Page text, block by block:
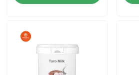
Sobre nosotros